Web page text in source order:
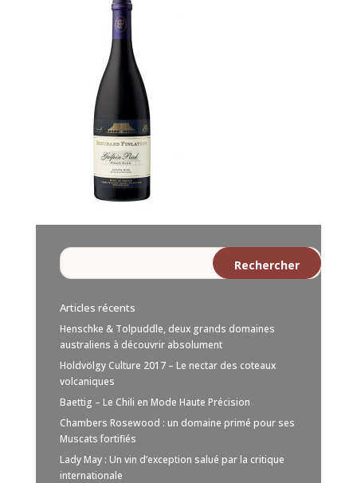
Articles récents
Henschke & Tolpuddle, deux grands domaines
australiens à découvrir absolument
Holdvölgy Culture 2017 – Le nectar des coteaux
volcaniques
Baettig – Le Chili en Mode Haute Précision
Chambers Rosewood : un domaine primé pour ses
Muscats fortifiés
Lady May : Un vin d’exception salué par la critique
internationale